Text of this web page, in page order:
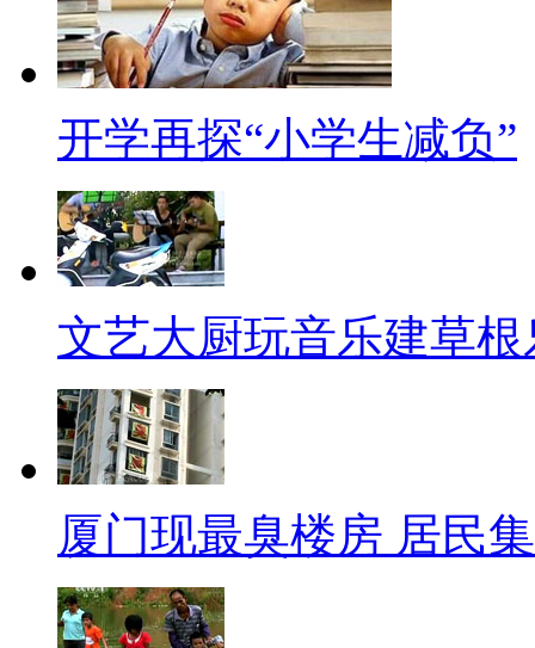
维训练、口译英语……孩子们依
不愿意孩子去快乐地生活呢？但
纯给孩子少布置作业，孩子将
催火了形形色色的各种校外辅
经济负担。
【同期】太原市三桥街小学
减负的效果可以说是减下来
回去以后家长给孩子的负担更
格呀，跳皮筋呀，这类似的活动
别的负担。
【解说】“减负令”真的只是
不均衡，“幼升小”、“小升初”
开学再探“小学生减负”
文艺大厨玩音乐建草
厦门现最臭楼房 居民